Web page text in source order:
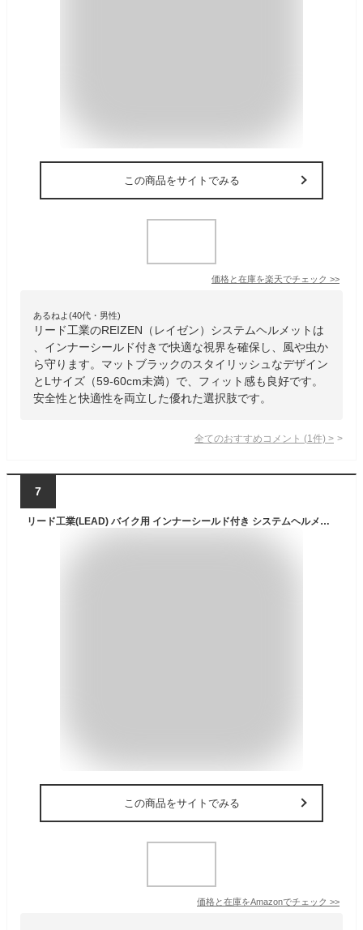
この商品をサイトでみる
価格と在庫を楽天でチェック >>
あるねよ(40代・男性)
リード工業のREIZEN（レイゼン）システムヘルメットは
、インナーシールド付きで快適な視界を確保し、風や虫か
ら守ります。マットブラックのスタイリッシュなデザイン
とLサイズ（59-60cm未満）で、フィット感も良好です。
安全性と快適性を両立した優れた選択肢です。
全てのおすすめコメント (1 件) >
7
リード工業(LEAD) バイク用 インナーシールド付き システムヘルメット REIZEN (レイゼン) マットブラック LLサイズ (61-62cm未満)
この商品をサイトでみる
価格と在庫をAmazonでチェック >>